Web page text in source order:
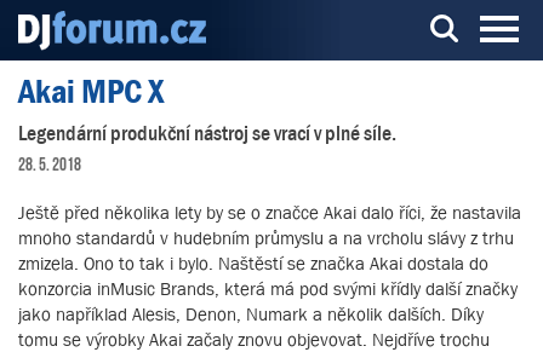
Server o DJ technice a DJingu
Akai MPC X
Legendární produkční nástroj se vrací v plné síle.
28. 5. 2018
Ještě před několika lety by se o značce Akai dalo říci, že nastavila
mnoho standardů v hudebním průmyslu a na vrcholu slávy z trhu
zmizela. Ono to tak i bylo. Naštěstí se značka Akai dostala do
konzorcia inMusic Brands, která má pod svými křídly další značky
jako například Alesis, Denon, Numark a několik dalších. Díky
tomu se výrobky Akai začaly znovu objevovat. Nejdříve trochu